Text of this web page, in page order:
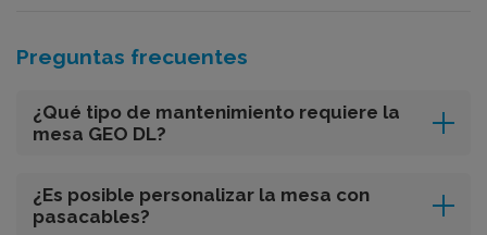
Preguntas frecuentes
¿Qué tipo de mantenimiento requiere la
mesa GEO DL?
¿Es posible personalizar la mesa con
pasacables?